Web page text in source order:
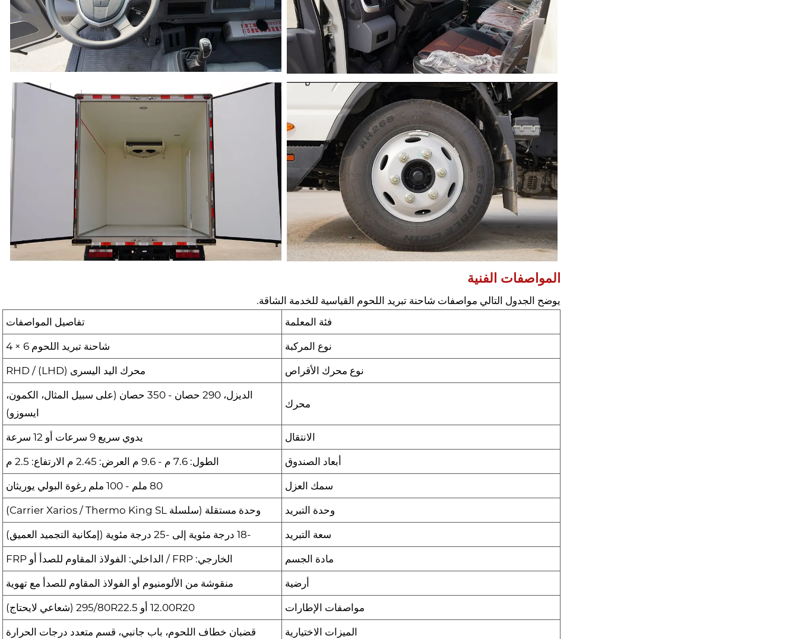
المواصفات الفنية
يوضح الجدول التالي مواصفات شاحنة تبريد اللحوم القياسية للخدمة الشاقة.
فئة المعلمة
تفاصيل المواصفات
نوع المركبة شاحنة تبريد اللحوم 6 × 4
نوع محرك الأقراص محرك اليد اليسرى (LHD) / RHD
محرك
الديزل، 290 حصان - 350 حصان (على سبيل المثال، الكمون،
ايسوزو)
الانتقال يدوي سريع 9 سرعات أو 12 سرعة
أبعاد الصندوق الطول: 7.6 م - 9.6 م العرض: 2.45 م الارتفاع: 2.5 م
سمك العزل 80 ملم - 100 ملم رغوة البولي يوريثان
وحدة التبريد وحدة مستقلة (سلسلة Carrier Xarios / Thermo King SL)
سعة التبريد -18 درجة مئوية إلى -25 درجة مئوية (إمكانية التجميد العميق)
مادة الجسم الخارجي: FRP / الداخلي: الفولاذ المقاوم للصدأ أو FRP
أرضية منقوشة من الألومنيوم أو الفولاذ المقاوم للصدأ مع تهوية
مواصفات الإطارات 12.00R20 أو 295/80R22.5 (شعاعي لايحتاج)
الميزات الاختيارية قضبان خطاف اللحوم، باب جانبي، قسم متعدد درجات الحرارة